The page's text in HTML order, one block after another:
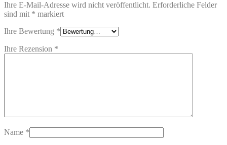
Ihre E-Mail-Adresse wird nicht veröffentlicht. Erforderliche Felder
sind mit * markiert
Ihre Bewertung *
Ihre Rezension *
Name *